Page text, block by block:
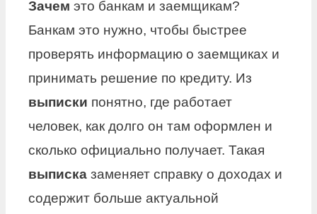
Зачем это банкам и заемщикам?
Банкам это нужно, чтобы быстрее
проверять информацию о заемщиках и
принимать решение по кредиту. Из
выписки понятно, где работает
человек, как долго он там оформлен и
сколько официально получает. Такая
выписка заменяет справку о доходах и
содержит больше актуальной